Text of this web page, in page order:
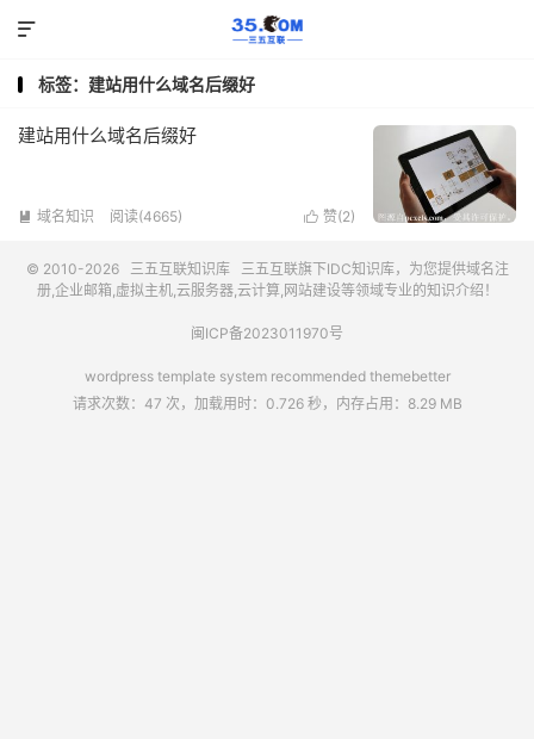

标签：建站用什么域名后缀好
建站用什么域名后缀好
 域名知识 阅读(4665)  赞(2)
© 2010-2026 三五互联知识库 三五互联旗下IDC知识库，为您提供域名注
册,企业邮箱,虚拟主机,云服务器,云计算,网站建设等领域专业的知识介绍！
闽ICP备2023011970号
wordpress template system recommended themebetter
请求次数：47 次，加载用时：0.726 秒，内存占用：8.29 MB